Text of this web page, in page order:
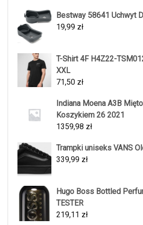
Bestway 58641 Uchwyt
19,99 zł
T-Shirt 4F H4Z22-
XXL
71,50 zł
Indiana Moena A3B
Koszykiem 26 2021
1359,98 zł
Trampki uniseks VANS
339,99 zł
Hugo Boss Bottled
TESTER
219,11 zł